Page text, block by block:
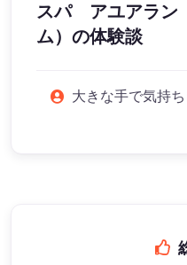
スパ アユアラン
ム） の体験談
大きな手で気持